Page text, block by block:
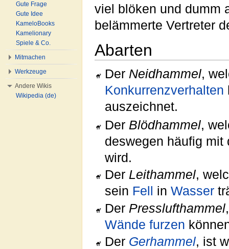
viel blöken und dumm
belämmerte Vertreter
Abarten
Der Neidhammel,
Konkurrenzverhalten
auszeichnet.
Der Blödhammel,
deswegen häufig
wird.
DerLeithammel,
sein Fell inWasser
Der Presslufthammel
Wände furzen
Der Gerhammel, ist
Gute Frage
Gute Idee
KameloBooks
Kamelionary
Spiele & Co.
Mitmachen
Werkzeuge
Andere Wikis
Wikipedia (de)